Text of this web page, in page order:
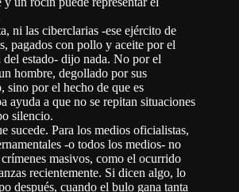
ni las ciberclarias -ese ejército de
pagados con pollo y aceite por el
estado- dijo nada. No por el
hombre, degollado por sus
sino por el hecho de que es
ayuda a que no se repitan situaciones
silencio.
sucede. Para los medios oficialistas,
-o todos los medios- no
masivos, como el ocurrido
recientemente. Si dicen algo, lo
después, cuando el bulo gana tanta